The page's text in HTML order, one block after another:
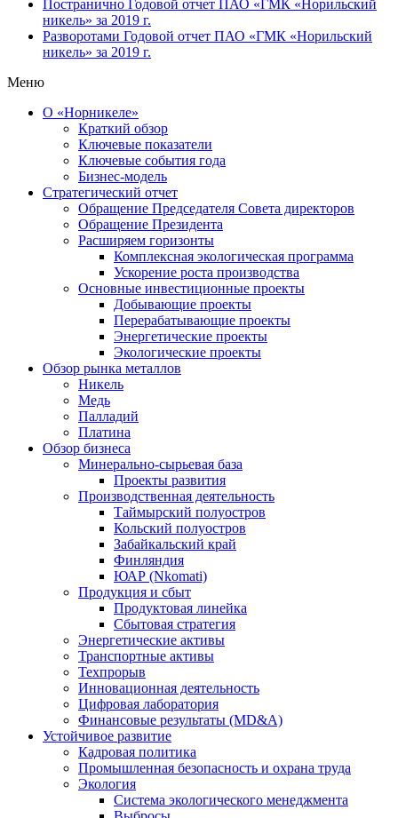
Постранично Годовой отчет ПАО «ГМК «Норильский
никель» за 2019 г.
Разворотами Годовой отчет ПАО «ГМК «Норильский
никель» за 2019 г.
Меню
О «Норникеле»
Краткий обзор
Ключевые показатели
Ключевые события года
Бизнес-модель
Стратегический отчет
Обращение Председателя Совета директоров
Обращение Президента
Расширяем горизонты
Комплексная экологическая программа
Ускорение роста производства
Основные инвестиционные проекты
Добывающие проекты
Перерабатывающие проекты
Энергетические проекты
Экологические проекты
Обзор рынка металлов
Никель
Медь
Палладий
Платина
Обзор бизнеса
Минерально-сырьевая база
Проекты развития
Производственная деятельность
Таймырский полуостров
Кольский полуостров
Забайкальский край
Финляндия
ЮАР (Nkomati)
Продукция и сбыт
Продуктовая линейка
Сбытовая стратегия
Энергетические активы
Транспортные активы
Техпрорыв
Инновационная деятельность
Цифровая лаборатория
Финансовые результаты (MD&A)
Устойчивое развитие
Кадровая политика
Промышленная безопасность и охрана труда
Экология
Система экологического менеджмента